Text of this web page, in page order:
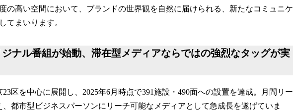
の高い空間において、ブランドの世界観を自然に届けられる、新たなコミュニケ
てまいります。
ナル番組が始動、滞在型メディアならではの強烈なタッグが実
23区を中心に展開し、2025年6月時点で391施設・490面への設置を達成。月間リー
、都市型ビジネスパーソンにリーチ可能なメディアとして急成長を遂げていま